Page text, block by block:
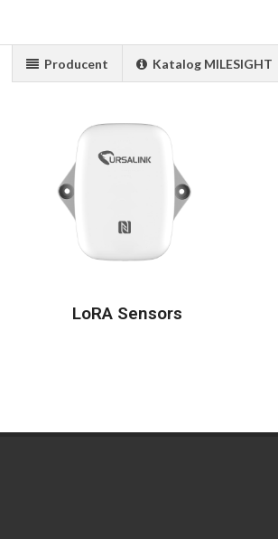
Producent Katalog MILESIGHT
LoRA Sensors